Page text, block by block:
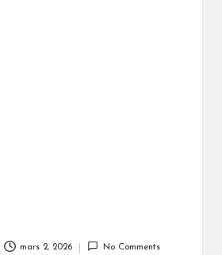
mars 2, 2026 No Comments